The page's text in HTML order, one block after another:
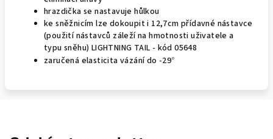
hrazdička se nastavuje hůlkou
ke sněžnicím lze dokoupit i 12,7cm přídavné nástavce
(použití nástavců záleží na hmotnosti uživatele a
typu sněhu) LIGHTNING TAIL - kód 05648
zaručená elasticita vázání do -29°